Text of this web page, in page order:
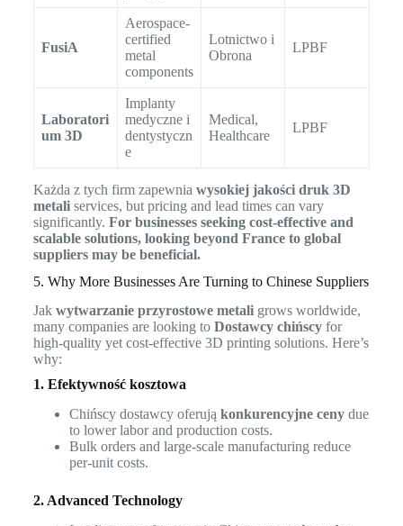
FusiA
Aerospace-
certified
metal
components
Lotnictwo i
Obrona
LPBF
Laboratori
um 3D
Implanty
medyczne i
dentystyczn
e
Medical,
Healthcare
LPBF
Każda z tych firm zapewnia wysokiej jakości druk 3D
metaliservices, but pricing and lead times can vary
significantly. For businesses seeking cost-effective and
scalable solutions, looking beyond France to global
suppliers may be beneficial.
5. Why More Businesses Are Turning to Chinese Suppliers
Jak wytwarzanie przyrostowe metaligrows worldwide,
many companies are looking to Dostawcy chińscyfor
high-quality yet cost-effective 3D printing solutions. Here’s
why:
1. Efektywność kosztowa
Chińscy dostawcy oferują konkurencyjne cenydue
to lower labor and production costs.
Bulk orders and large-scale manufacturing reduce
per-unit costs.
2. Advanced Technology